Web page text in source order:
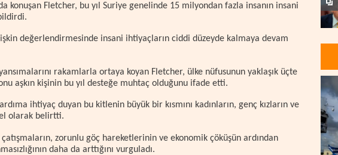
konuşan Fletcher, bu yıl Suriye genelinde 15 milyondan fazla insanın insani
değerlendirmesinde insani ihtiyaçların ciddi düzeyde kalmaya devam
rakamlarla ortaya koyan Fletcher, ülke nüfusunun yaklaşık üçte
aşkın kişinin bu yıl desteğe muhtaç olduğunu ifade etti.
ihtiyaç duyan bu kitlenin büyük bir kısmını kadınların, genç kızların ve
olarak belirtti.
çatışmaların, zorunlu göç hareketlerinin ve ekonomik çöküşün ardından
daha da arttığını vurguladı.